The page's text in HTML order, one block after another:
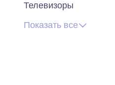
Телевизоры
Показать все